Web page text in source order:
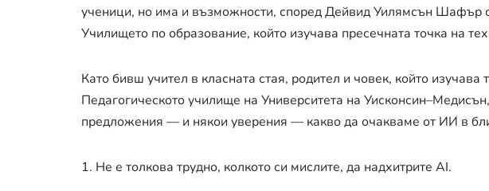
ученици, но има и възможности, според Дейвид Уилямсън Шафър
Училището по образование, който изучава пресечната точка на
Като бивш учител в класната стая, родител и човек, който изучава
Педагогическото училище на Университета на
предложения — и някои уверения — какво да очакваме от ИИ в
1. Не е толкова трудно, колкото си мислите, да надхитрите AI.